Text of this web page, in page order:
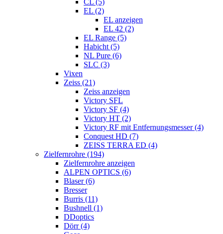
EL (2)
EL anzeigen
EL 42 (2)
EL Range (5)
Habicht (5)
NL Pure (6)
SLC (3)
Vixen
Zeiss (21)
Zeiss anzeigen
Victory SFL
Victory SF (4)
Victory HT (2)
Victory RF mit Entfernungsmesser (4)
Conquest HD (7)
ZEISS TERRA ED (4)
Zielfernrohre (194)
Zielfernrohre anzeigen
ALPEN OPTICS (6)
Blaser (6)
Bresser
Burris (11)
Bushnell (1)
DDoptics
Dörr (4)